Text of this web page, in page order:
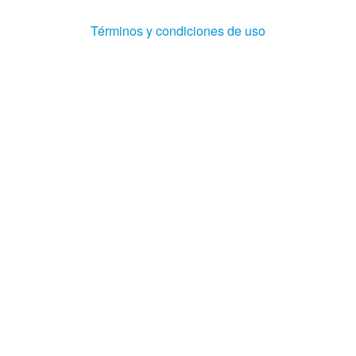
Términos y condiciones de uso(Abre